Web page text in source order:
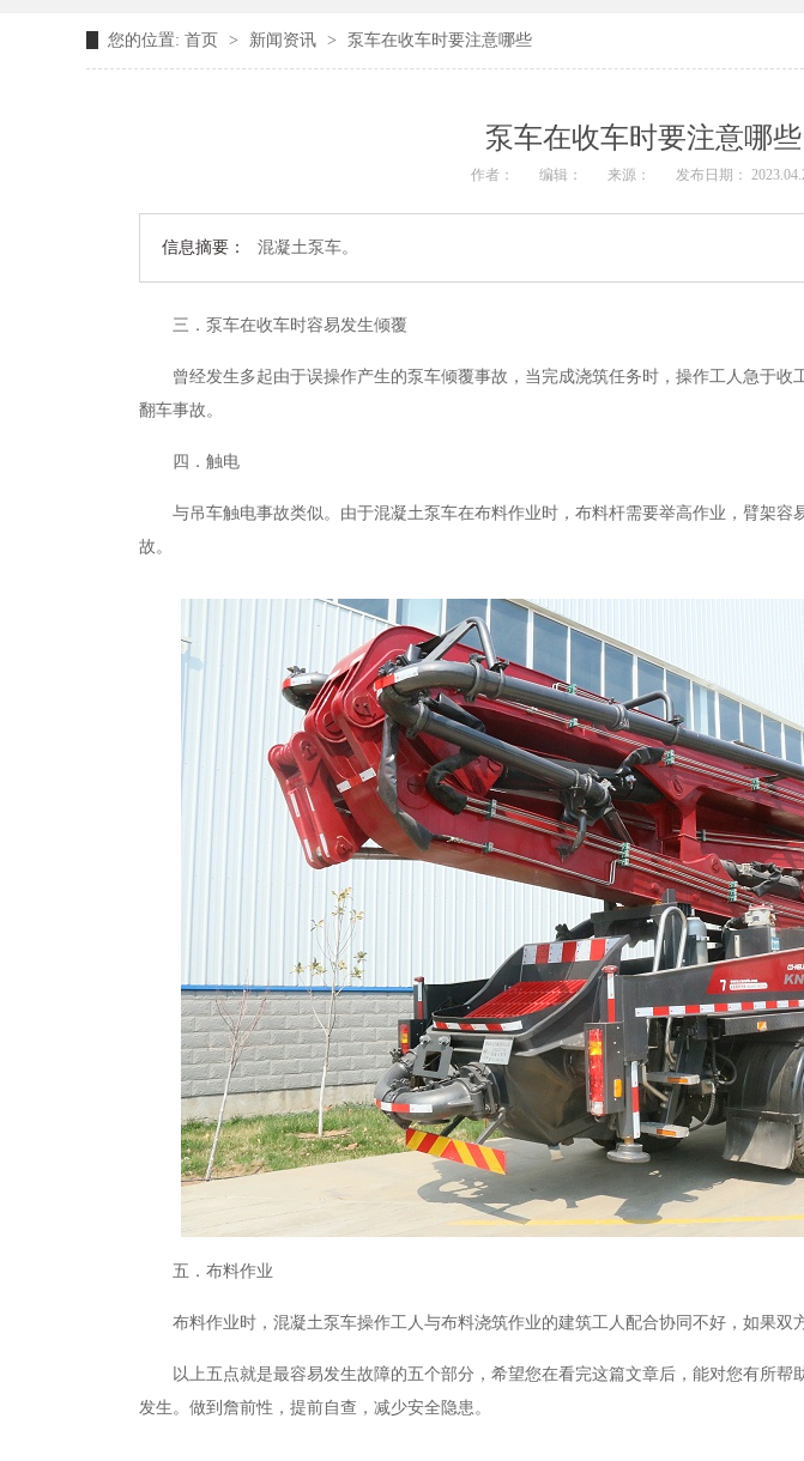
您的位置: 首页 > 新闻资讯 > 泵车在收车时要注意哪些
泵车在收车时要注意哪些
作者： 编辑： 来源： 发布日期：
信息摘要： 混凝土泵车。
三．泵车在收车时容易发生倾覆
曾经发生多起由于误操作产生的泵车倾覆事故，当完成浇筑任务时，操作工人急于
翻车事故。
四．触电
与吊车触电事故类似。由于混凝土泵车在布料作业时，布料杆需要举高作业，臂架容
故。
五．布料作业
布料作业时，混凝土泵车操作工人与布料浇筑作业的建筑工人配合协同不好，如果双
以上五点就是最容易发生故障的五个部分，希望您在看完这篇文章后，能对您有所帮
发生。做到詹前性，提前自查，减少安全隐患。